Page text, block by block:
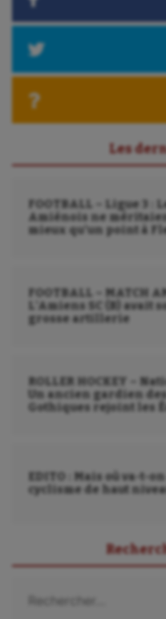
UNSS
Wakeboard
Les
FOOTBALL – Ligue 3 :
Amiénois ne
mieux qu’un point à
FOOTBALL – MATCH
L’Amiens SC (B) avait
grosse artillerie
ROLLER HOCKEY –
Un ancien gardien des
Gothiques rejoint les
EDITO : Mais où va-t-
cyclisme de haut